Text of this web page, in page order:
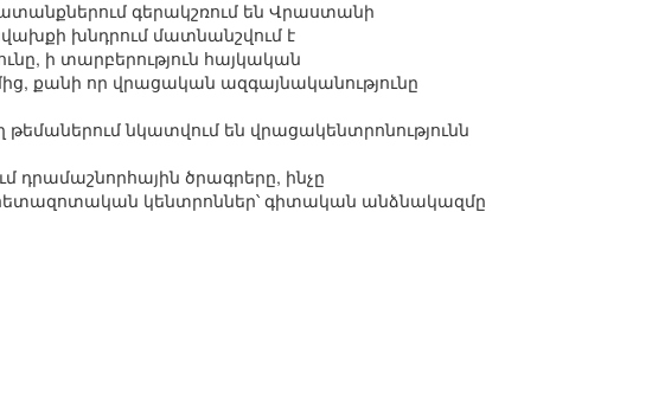
գերակշռում են Վրաստանի
խնդրում մատնանշվում է
ի տարբերություն հայկական
քանի որ վրացական ազգայնականությունը
նկատվում են վրացակենտրոնությունն
դրամաշնորհային ծրագրերը, ինչը
հետազոտական կենտրոններ՝ գիտական անձնակազմը